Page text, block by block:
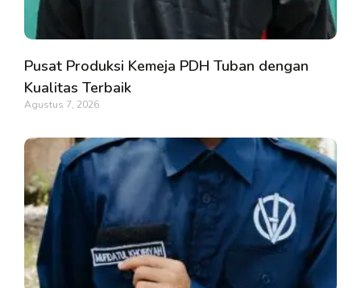
Pusat Produksi Kemeja PDH Tuban dengan
Kualitas Terbaik
Agustus 7, 2026